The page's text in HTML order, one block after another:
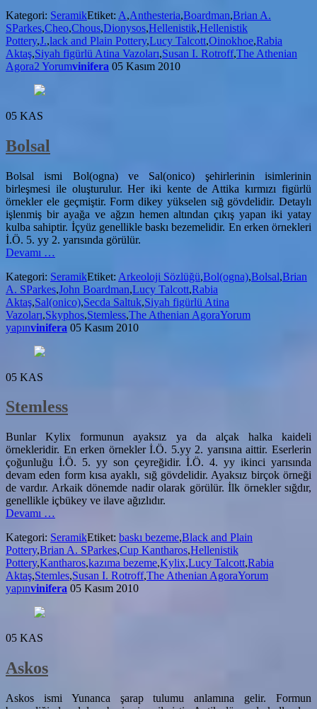
Kategori: SeramikEtiket: A,Anthesteria,Boardman,Brian A.
SParkes,Cheo,Chous,Dionysos,Hellenistik,Hellenistik
Pottery,J.,lack and Plain Pottery,Lucy Talcott,Oinokhoe,Rabia
Aktaş,Siyah figürlü Atina Vazoları,Susan I. Rotroff,The Athenian
Agora2 Yorumvinifera 05 Kasım 2010
05 KAS
Bolsal
Bolsal ismi Bol(ogna) ve Sal(onico) şehirlerinin isimlerinin
birleşmesi ile oluşturulur. Her iki kente de Attika kırmızı figürlü
örnekler ele geçmiştir. Form dikey yükselen sığ gövdelidir. Detaylı
işlenmiş bir ayağa ve ağzın hemen altından çıkış yapan iki yatay
kulba sahiptir. İçyüz genellikle baskı bezemelidir. En erken örnekleri
İ.Ö. 5. yy 2. yarısında görülür.
Devamı …
Kategori: SeramikEtiket: Arkeoloji Sözlüğü,Bol(ogna),Bolsal,Brian
A. SParkes,John Boardman,Lucy Talcott,Rabia
Aktaş,Sal(onico),Secda Saltuk,Siyah figürlü Atina
Vazoları,Skyphos,Stemless,The Athenian AgoraYorum
yapınvinifera 05 Kasım 2010
05 KAS
Stemless
Bunlar Kylix formunun ayaksız ya da alçak halka kaideli
örnekleridir. En erken örnekler İ.Ö. 5.yy 2. yarısına aittir. Eserlerin
çoğunluğu İ.Ö. 5. yy son çeyreğidir. İ.Ö. 4. yy ikinci yarısında
devam eden form kısa ayaklı, sığ gövdelidir. Ayaksız birçok örneği
de vardır. Arkaik dönemde nadir olarak görülür. İlk örnekler sığdır,
genellikle içbükey ve ilave ağızlıdır.
Devamı …
Kategori: SeramikEtiket: baskı bezeme,Black and Plain
Pottery,Brian A. SParkes,Cup Kantharos,Hellenistik
Pottery,Kantharos,kazıma bezeme,Kylix,Lucy Talcott,Rabia
Aktaş,Stemles,Susan I. Rotroff,The Athenian AgoraYorum
yapınvinifera 05 Kasım 2010
05 KAS
Askos
Askos ismi Yunanca şarap tulumu anlamına gelir. Formun